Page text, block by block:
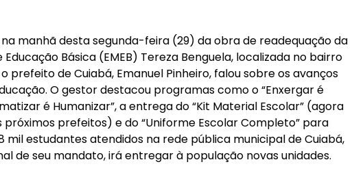
manhã desta segunda-feira (29) da obra de readequação da
Educação Básica (EMEB) Tereza Benguela, localizada no bairro
prefeito de Cuiabá, Emanuel Pinheiro, falou sobre os avanços
O gestor destacou programas como o “Enxergar é
é Humanizar”, a entrega do “Kit Material Escolar” (agora
prefeitos) e do “Uniforme Escolar Completo” para
mil estudantes atendidos na rede pública municipal de Cuiabá,
de seu mandato, irá entregar à população novas unidades.